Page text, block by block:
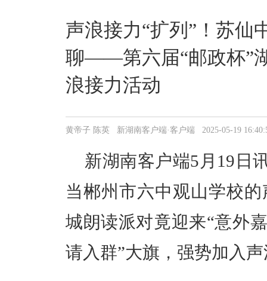
声浪接力“扩列”！苏仙
聊——第六届“邮政杯”
浪接力活动
黄帝子 陈英 新湖南客户端·客户端 2025-05-19
新湖南客户端5月19日
当郴州市六中观山学校
城朗读派对竟迎来“意外
请入群”大旗，强势加入